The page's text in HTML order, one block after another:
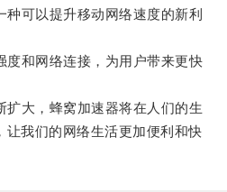
可以提升移动网络速度的新利
和网络连接，为用户带来更快
大，蜂窝加速器将在人们的生
让我们的网络生活更加便利和快